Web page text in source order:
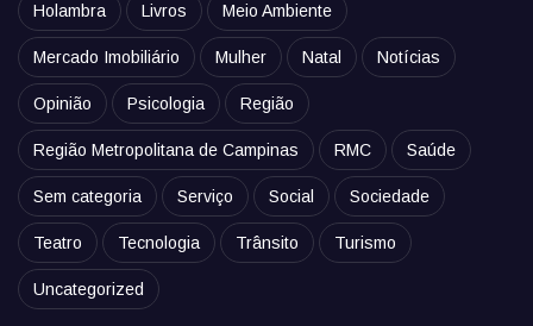
Holambra Livros Meio Ambiente
Mercado Imobiliário Mulher Natal Notícias
Opinião Psicologia Região
Região Metropolitana de Campinas RMC Saúde
Sem categoria Serviço Social Sociedade
Teatro Tecnologia Trânsito Turismo
Uncategorized